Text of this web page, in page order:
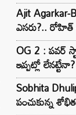
Ajit
ఎసరు?..
OG 2 : పవర్
ఇప్పట్లో లేనట్టేనా?
Sobhita
పంచుకున్న